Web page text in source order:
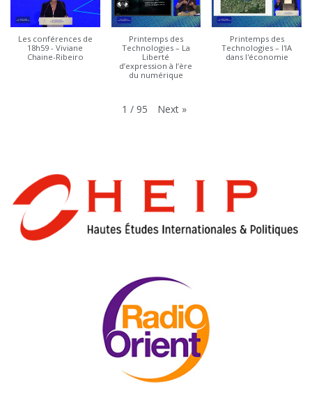
Les conférences de
18h59 - Viviane
Chaine-Ribeiro
Printemps des
Technologies – La
Liberté
d’expression à l’ère
du numérique
Printemps des
Technologies – l'IA
dans l'économie
1 / 95 Next »